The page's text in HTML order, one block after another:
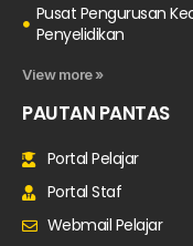
Pusat Pengurusan
Penyelidikan
View more »
PAUTAN PANTAS
Portal Pelajar
Portal Staf
Webmail Pelajar